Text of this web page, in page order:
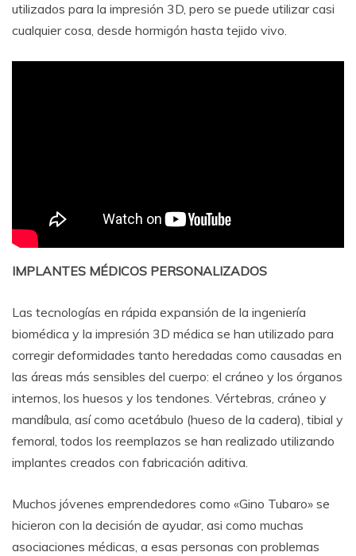
utilizados para la impresión 3D, pero se puede utilizar casi
cualquier cosa, desde hormigón hasta tejido vivo.
IMPLANTES MÉDICOS PERSONALIZADOS
Las tecnologías en rápida expansión de la ingeniería
biomédica y la impresión 3D médica se han utilizado para
corregir deformidades tanto heredadas como causadas en
las áreas más sensibles del cuerpo: el cráneo y los órganos
internos, los huesos y los tendones. Vértebras, cráneo y
mandíbula, así como acetábulo (hueso de la cadera), tibial y
femoral, todos los reemplazos se han realizado utilizando
implantes creados con fabricación aditiva.
Muchos jóvenes emprendedores como «Gino Tubaro» se
hicieron con la decisión de ayudar, asi como muchas
asociaciones médicas, a esas personas con problemas